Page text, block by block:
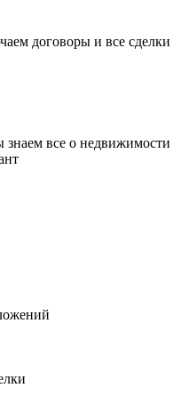
договоры и все сделки
все о недвижимости